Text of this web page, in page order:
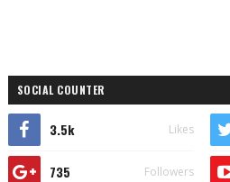
SOCIAL COUNTER
3.5k Likes
735 Followers